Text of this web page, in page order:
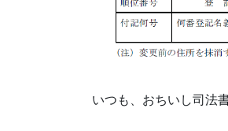
いつも、おちいし司法